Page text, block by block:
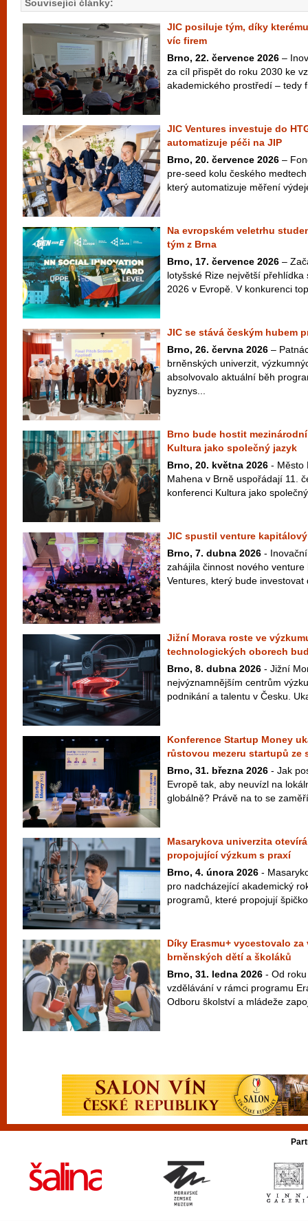
Související články:
JIC posiluje tým, díky
víc firem
Brno, 22. července 2026 –
za cíl přispět do roku 2030 ke
akademického prostředí – tedy
JIC Ventures investuje do
automatizuje péči na JIP
Brno, 20. července 2026 –
pre-seed kolu českého
který automatizuje měření
Na evropském veletrhu
tým z Brna
Brno, 17. července 2026 –
lotyšské Rize největší
2026 v Evropě. V konkurenci
JIC se stává českým hubem
Brno, 26. června 2026 –
brněnských univerzit,
absolvovalo aktuální běh
byznys...
Brno bude hostit
Kultura jako společný jazyk
Brno, 20. května 2026 - Město
Mahena v Brně uspořádají 11.
konferenci Kultura jako
JIC spustil venture
Brno, 7. dubna 2026 -
zahájila činnost nového
Ventures, který bude investovat
Jižní Morava roste ve
technologických oborech
Brno, 8. dubna 2026 - Jižní
nejvýznamnějším centrům
podnikání a talentu v Česku.
Konference Startup Money
růstovou mezeru startupů ze
Brno, 31. března 2026 - Jak
Evropě tak, aby neuvízl na
globálně? Právě na to se
Masarykova univerzita
propojující výzkum s praxí
Brno, 4. února 2026 -
pro nadcházející akademický
programů, které propojují
Díky Erasmu+ vycestovalo za
brněnských dětí a školáků
Brno, 31. ledna 2026 - Od
vzdělávání v rámci programu
Odboru školství a mládeže